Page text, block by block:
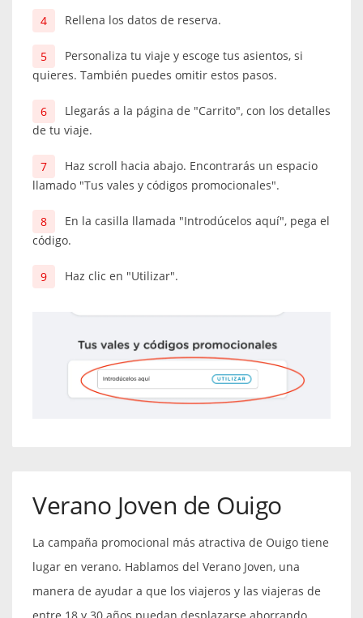
Rellena los datos de reserva.
Personaliza tu viaje y escoge tus asientos, si
quieres. También puedes omitir estos pasos.
Llegarás a la página de "Carrito", con los detalles
de tu viaje.
Haz scroll hacia abajo. Encontrarás un espacio
llamado "Tus vales y códigos promocionales".
En la casilla llamada "Introdúcelos aquí", pega el
código.
Haz clic en "Utilizar".
Verano Joven de Ouigo
La campaña promocional más atractiva de Ouigo tiene
lugar en verano. Hablamos del Verano Joven, una
manera de ayudar a que los viajeros y las viajeras de